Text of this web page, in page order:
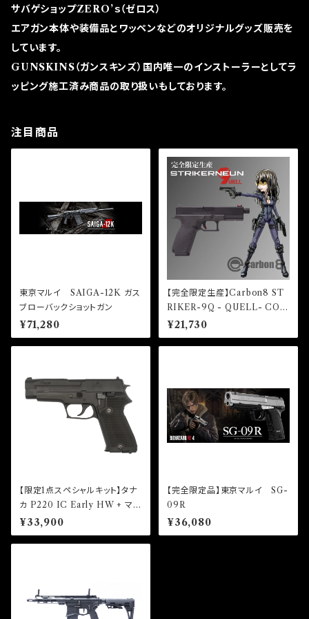
サバゲショップZERO’ｓ（ゼロス）
エアガン本体や装備品とワッペンなどのオリジナルグッズ販売を
しています。
GUNSKINS（ガンスキンズ）国内唯一のインストーラーとしてラ
ッピング施工済み商品の取り扱いもしております。
注目商品
東京マルイ SAIGA-12K ガス
ブローバックショットガン
¥71,280
【完全限定生産】Carbon8 ST
RIKER-9Q - QUELL- CO2
ブローバック
¥21,730
【限定1点スペシャルキット】タナ
カ P220 IC Early HW + マガ
ジン2本 キット
¥33,900
【完全限定品】東京マルイ SG-
09R
¥36,080